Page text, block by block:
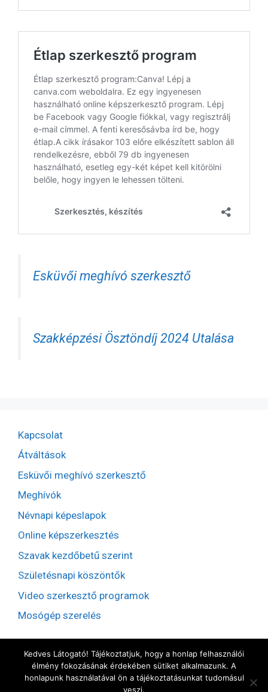
Esküvői meghívó szerkesztő
Szakképzési Ösztöndíj 2024 Utalása
Kapcsolat
Átváltások
Esküvői meghívó szerkesztő
Meghívók
Névnapi képeslapok
Online képszerkesztés
Szavak kezdőbetű szerint
Születésnapi köszöntők
Video szerkesztő programok
Mosógép szerelés
Kedves Látogató! Tájékoztatjuk, hogy a honlap felhasználói
élmény fokozásának érdekében sütiket alkalmazunk. A
honlapunk használatával ön a tájékoztatásunkat tudomásul
veszi.